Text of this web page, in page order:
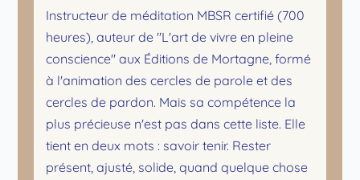
Instructeur de méditation MBSR certifié (700
heures), auteur de "L'art de vivre en pleine
conscience" aux Éditions de Mortagne, formé
à l'animation des cercles de parole et des
cercles de pardon. Mais sa compétence la
plus précieuse n'est pas dans cette liste. Elle
tient en deux mots : savoir tenir. Rester
présent, ajusté, solide, quand quelque chose